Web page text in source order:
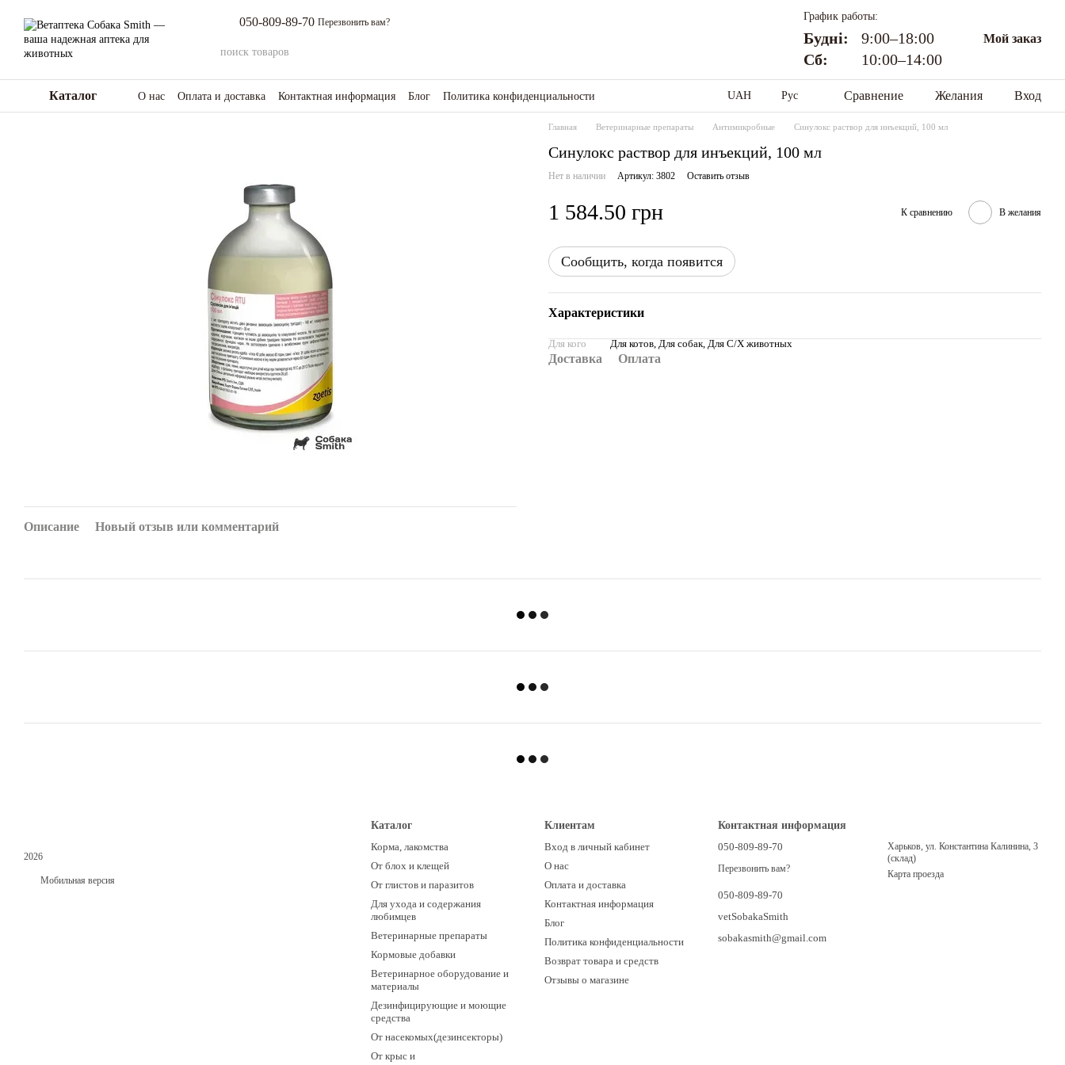
050-809-89-70 Перезвонить вам?
График работы:
Будні:
9:00–18:00
Сб:
10:00–14:00
Мой заказ
Каталог О нас Оплата и доставка Контактная информация Блог
Политика конфиденциальности
Возврат товара и средств
Отзывы о магазине
UAH Рус Сравнение Желания Вход
Описание Новый отзыв или комментарий
Главная Ветеринарные препараты Антимикробные Синулокс раствор для инъекций, 100 мл
Синулокс раствор для инъекций, 100 мл
Нет в наличии Артикул: 3802 Оставить отзыв
1 584.50 грн К сравнению В желания
Сообщить, когда появится
Характеристики
Для кого Для котов, Для собак, Для С/Х животных
Доставка Оплата
2026
Мобильная версия
Каталог
Корма, лакомства
От блох и клещей
От глистов и паразитов
Для ухода и содержания
любимцев
Ветеринарные препараты
Кормовые добавки
Ветеринарное оборудование и
материалы
Дезинфицирующие и моющие
средства
От насекомых(дезинсекторы)
От крыс и
Клиентам
Вход в личный кабинет
О нас
Оплата и доставка
Контактная информация
Блог
Политика конфиденциальности
Возврат товара и средств
Отзывы о магазине
Контактная информация
050-809-89-70
Перезвонить вам?
050-809-89-70
vetSobakaSmith
sobakasmith@gmail.com
Харьков, ул. Константина Калинина, 3
(склад)
Карта проезда